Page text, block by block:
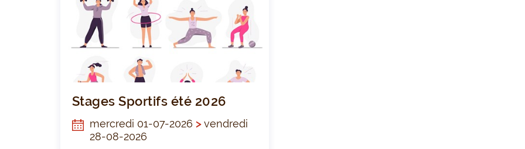
ITÉ
Stages Sportifs été 2026
mercredi 01-07-2026 >vendredi
28-08-2026